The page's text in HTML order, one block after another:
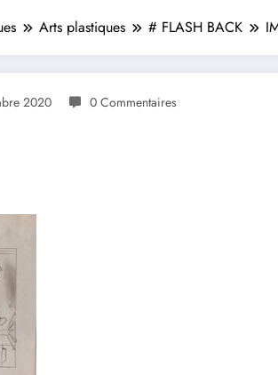
Arts plastiques # FLASH BACK
2020 0 Commentaires